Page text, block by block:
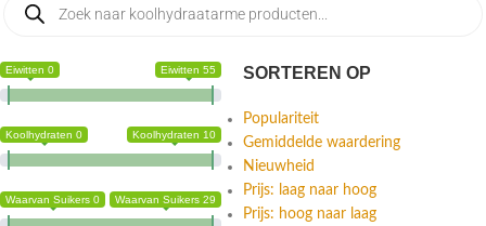
Eiwitten 0 Eiwitten 55
Koolhydraten 0 Koolhydraten 10
Waarvan Suikers 0 Waarvan Suikers 29
SORTEREN OP
Populariteit
Gemiddelde waardering
Nieuwheid
Prijs: laag naar hoog
Prijs: hoog naar laag